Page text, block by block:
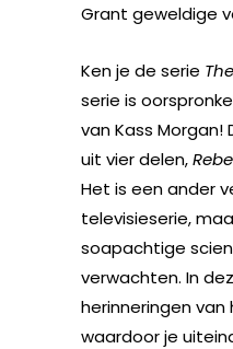
Grant geweldige
Ken je de serie
serie is
van Kass
uit vier delen,
Het is een ander
televisieserie,
soapachtige
verwachten. In
herinneringen van
waardoor je